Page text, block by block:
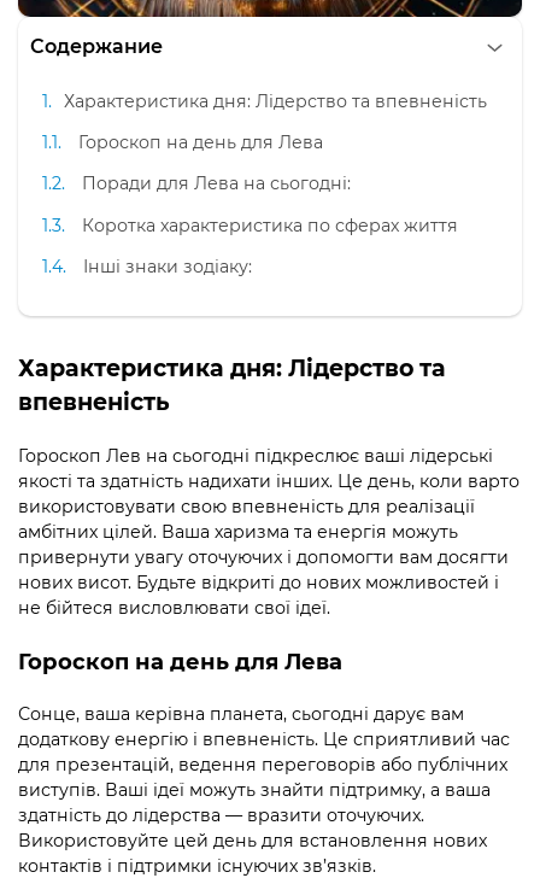
Содержание
Характеристика дня: Лідерство та впевненість
Гороскоп на день для Лева
Поради для Лева на сьогодні:
Коротка характеристика по сферах життя
Інші знаки зодіаку:
Характеристика дня: Лідерство та
впевненість
Гороскоп Лев на сьогодні підкреслює ваші лідерські
якості та здатність надихати інших. Це день, коли варто
використовувати свою впевненість для реалізації
амбітних цілей. Ваша харизма та енергія можуть
привернути увагу оточуючих і допомогти вам досягти
нових висот. Будьте відкриті до нових можливостей і
не бійтеся висловлювати свої ідеї.
Гороскоп на день для Лева
Сонце, ваша керівна планета, сьогодні дарує вам
додаткову енергію і впевненість. Це сприятливий час
для презентацій, ведення переговорів або публічних
виступів. Ваші ідеї можуть знайти підтримку, а ваша
здатність до лідерства — вразити оточуючих.
Використовуйте цей день для встановлення нових
контактів і підтримки існуючих зв’язків.